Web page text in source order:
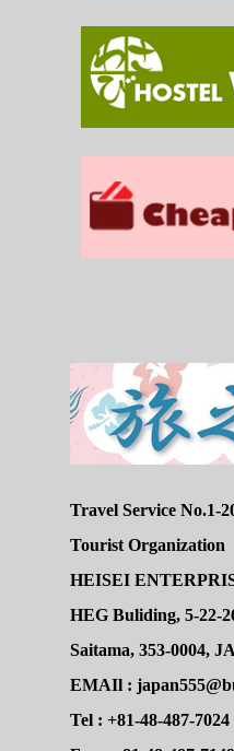
Travel Service No.1-
Tourist Organization
HEISEI
HEG Buliding, 5-22-
Saitama, 353-0004,
EMAIl :
Tel : +81-48-487-7024